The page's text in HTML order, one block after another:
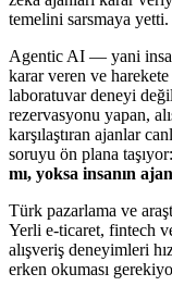
temelini sarsmaya yetti.
Agentic AI — yani
karar veren ve
laboratuvar deneyi
rezervasyonu yapan,
karşılaştıran ajanlar
soruyu ön plana taşıyor:
mı, yoksa insanın
Türk pazarlama ve
Yerli e-ticaret, fintech
alışveriş deneyimleri
erken okuması